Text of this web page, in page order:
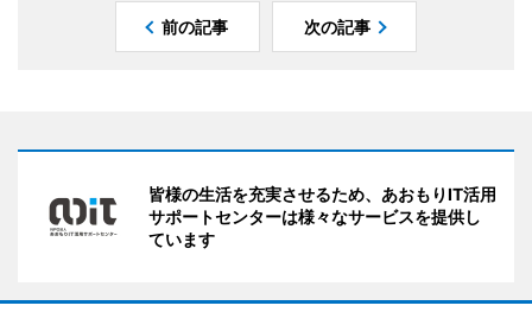
前の記事 次の記事
皆様の生活を充実させるため、あおもりIT活用
サポートセンターは様々なサービスを提供し
ています